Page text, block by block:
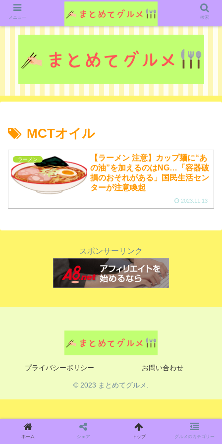
グルメ関連のいろいろなニューススレッドを紹介していきます。（鋭意作成中で
す）
MCTオイル
ラーメン
【ラーメン 注意】カップ麺に“あ
の油”を加えるのはNG…「容器破
損のおそれがある」国民生活セン
ターが注意喚起
2023.11.13
スポンサーリンク
プライバシーポリシー お問い合わせ
© 2023 まとめてグルメ.
メニュー 検索
ホーム シェア トップ グルメのカテゴリー